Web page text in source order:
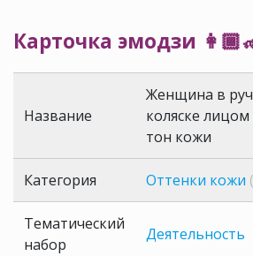
Карточка эмодзи
Название
Женщина в
коляске
тон кожи
Категория Оттенки кожи
Тематический
набор
Деятельность